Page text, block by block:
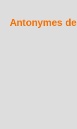
Antonymes de